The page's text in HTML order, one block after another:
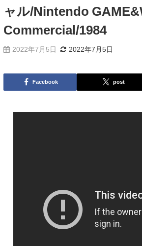
ャル/Nintendo
Commercial/1984
2022年7月5日 2022年7月5日
Facebook post